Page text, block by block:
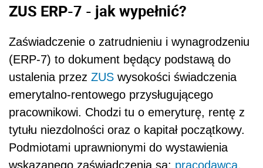
ZUS ERP-7 - jak wypełnić?
Zaświadczenie o zatrudnieniu i wynagrodzeniu
(ERP-7) to dokument będący podstawą do
ustalenia przez ZUS wysokości świadczenia
emerytalno-rentowego przysługującego
pracownikowi. Chodzi tu o emeryturę, rentę z
tytułu niezdolności oraz o kapitał początkowy.
Podmiotami uprawnionymi do wystawienia
wskazanego zaświadczenia są: pracodawca,